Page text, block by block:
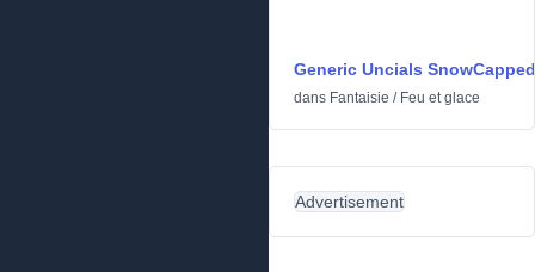
Generic Uncials SnowCapped
dans Fantaisie / Feu et glace
Advertisement